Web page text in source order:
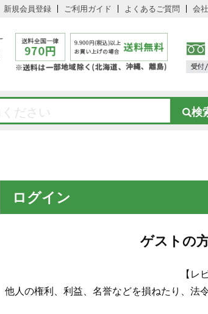
新規会員登録 ご利用ガイド よくあるご質問 会
ログイン
ゲストの
【レ
他人の権利、利益、名誉などを損ねたり、法